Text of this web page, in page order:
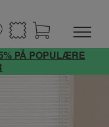
PÅ POPULÆRE